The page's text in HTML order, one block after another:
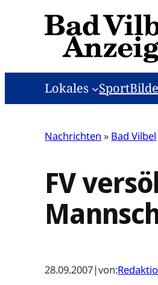
Lokales Sport
Nachrichten » Bad Vilbel
FV
28.09.2007|von: